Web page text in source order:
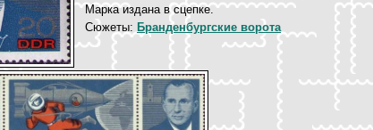
Марка издана в сцепке.
Сюжеты: Бранденбургские ворота